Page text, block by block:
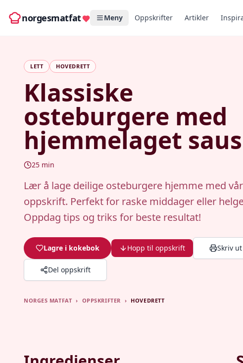
norgesmatfat Meny Oppskrifter Artikler
LETT HOVEDRETT
Klassiske
osteburgere med
hjemmelaget saus
25 min
Lær å lage deilige osteburgere hjemme med
oppskrift. Perfekt for raske middager eller
Oppdag tips og triks for beste resultat!
Lagre i kokebok Hopp til oppskrift Skriv ut
Del oppskrift
NORGES MATFAT › OPPSKRIFTER › HOVEDRETT